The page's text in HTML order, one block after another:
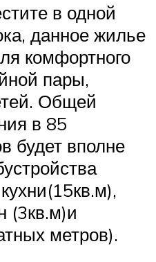
в одной
данное жилье
комфортного
пары,
Общей
в 85
будет вполне
(3кв.м)и
метров).